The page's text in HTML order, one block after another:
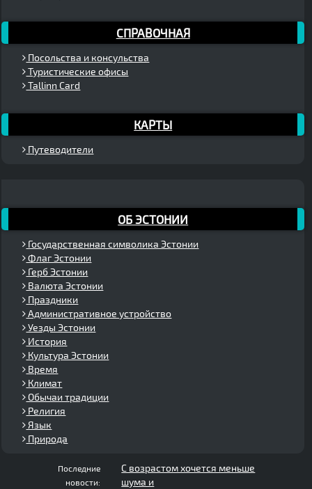
СПРАВОЧНАЯ
Посольства и консульства
Туристические офисы
Tallinn Card
КАРТЫ
Путеводители
ОБ ЭСТОНИИ
Государственная символика Эстонии
Флаг Эстонии
Герб Эстонии
Валюта Эстонии
Праздники
Административное устройство
Уезды Эстонии
История
Культура Эстонии
Время
Климат
Обычаи традиции
Религия
Язык
Природа
Последние
новости:
С возрастом хочется меньше
шума и